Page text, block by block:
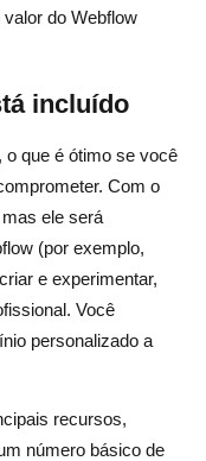
do Webflow
incluído
, o que é ótimo se você
Com o
ele será
(por exemplo,
e experimentar,
Você
personalizado a
recursos,
número básico de